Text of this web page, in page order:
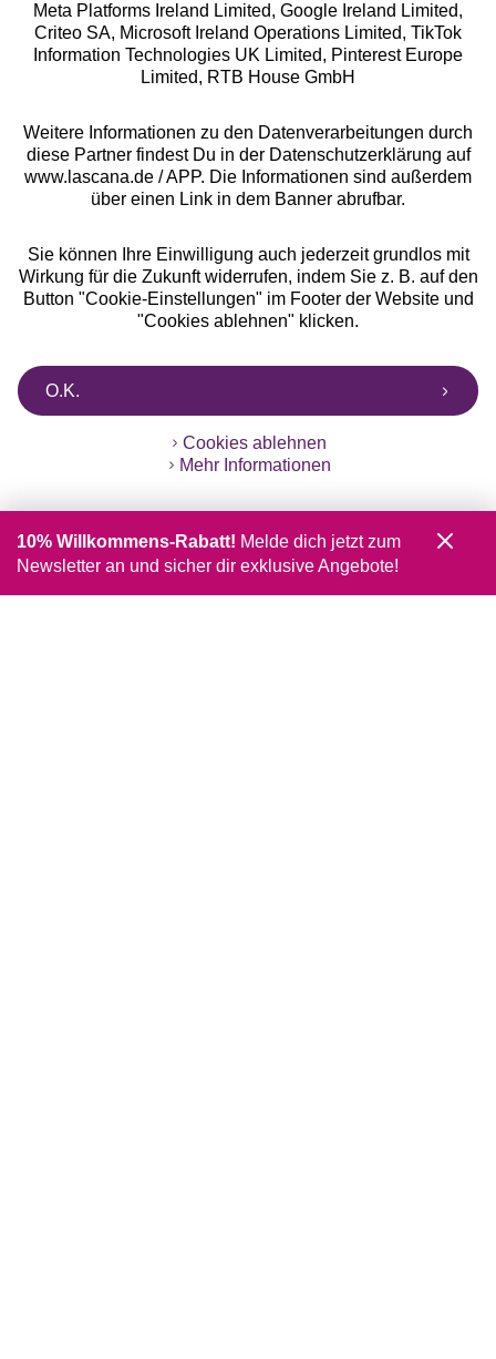
Alle Preise inkl. MwSt., zzgl.
Versandkosten
** Bonität vorausgesetzt, berechtigt zur Bonitätsprüfung
Meta Platforms Ireland Limited, Google Ireland Limited,
Criteo SA, Microsoft Ireland Operations Limited, TikTok
Information Technologies UK Limited, Pinterest Europe
Limited, RTB House GmbH
Weitere Informationen zu den Datenverarbeitungen durch
diese Partner findest Du in der Datenschutzerklärung auf
www.lascana.de / APP. Die Informationen sind außerdem
über einen Link in dem Banner abrufbar.
Sie können Ihre Einwilligung auch jederzeit grundlos mit
Wirkung für die Zukunft widerrufen, indem Sie z. B. auf den
Button "Cookie-Einstellungen" im Footer der Website und
"Cookies ablehnen" klicken.
O.K.
Cookies ablehnen
Mehr Informationen
10% Willkommens-Rabatt! Melde dich jetzt zum
Newsletter an und sicher dir exklusive Angebote!